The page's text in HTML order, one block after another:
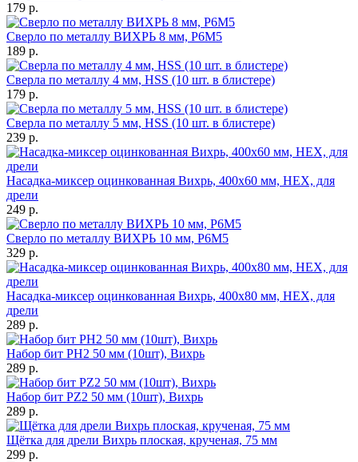
179 p.
Сверло по металлу ВИХРЬ 8 мм, P6M5
189 p.
Сверла по металлу 4 мм, HSS (10 шт. в блистере)
179 p.
Сверла по металлу 5 мм, HSS (10 шт. в блистере)
239 p.
Насадка-миксер оцинкованная Вихрь, 400х60 мм, НЕХ, для
дрели
249 p.
Сверло по металлу ВИХРЬ 10 мм, P6M5
329 p.
Насадка-миксер оцинкованная Вихрь, 400х80 мм, НЕХ, для
дрели
289 p.
Набор бит PH2 50 мм (10шт), Вихрь
289 p.
Набор бит PZ2 50 мм (10шт), Вихрь
289 p.
Щётка для дрели Вихрь плоская, крученая, 75 мм
299 p.